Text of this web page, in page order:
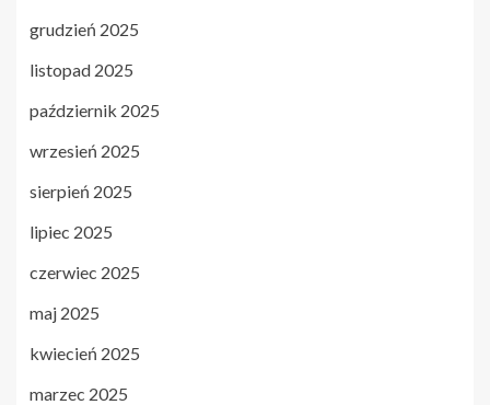
grudzień 2025
listopad 2025
październik 2025
wrzesień 2025
sierpień 2025
lipiec 2025
czerwiec 2025
maj 2025
kwiecień 2025
marzec 2025